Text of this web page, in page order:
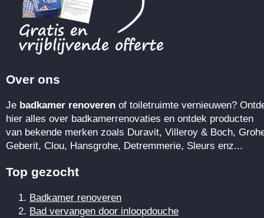
Over ons
Je badkamer renoveren of toiletruimte vernieuwen?
hier alles over badkamerrenovaties en ontdek producten
van bekende merken zoals Duravit, Villeroy & Boch,
Geberit, Clou, Hansgrohe, Detremmerie, Sleurs enz...
Top gezocht
Badkamer renoveren
Bad vervangen door inloopdouche